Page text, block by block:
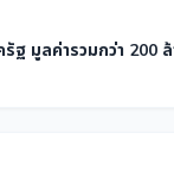
ฐ มูลค่ารวมกว่า 200